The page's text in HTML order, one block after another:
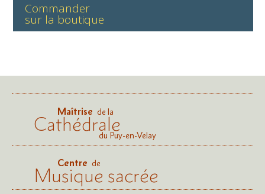
Commander
sur la boutique
Maîtrise de la
Cathédraledu Puy-en-Velay
Centre de
Musique sacrée